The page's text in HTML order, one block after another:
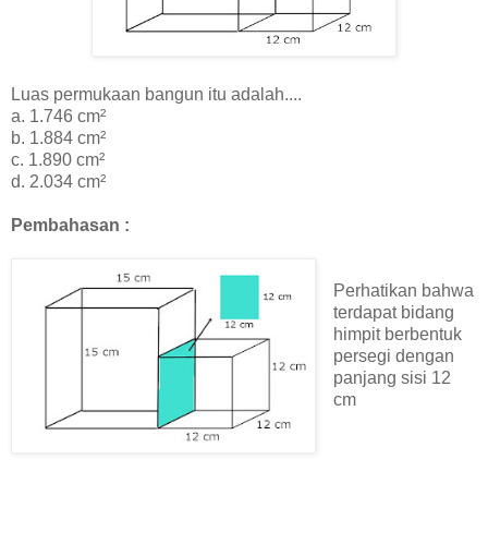
Luas permukaan bangun itu adalah....
a. 1.746 cm²
b. 1.884 cm²
c. 1.890 cm²
d. 2.034 cm²
Pembahasan :
Perhatikan bahwa
terdapat bidang
himpit berbentuk
persegi dengan
panjang sisi 12
cm